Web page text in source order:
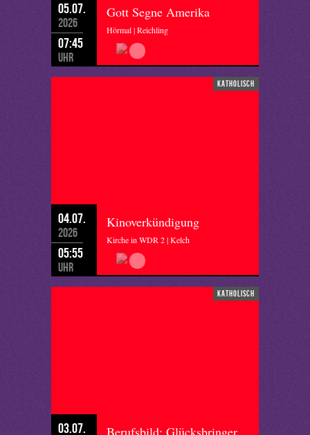
05.07.
2026
07:45
Uhr
Gott Segne Amerika
Hörmal | Reichling
katholisch
04.07.
2026
05:55
Uhr
Kinoverkündigung
Kirche in WDR 2 | Kelch
katholisch
03.07. Berufsbild: Glücksbringer